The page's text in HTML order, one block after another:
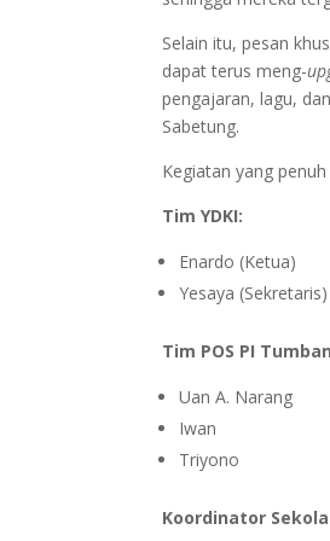
Selain itu, pesan
dapat terus meng-
pengajaran, lagu,
Sabetung.
Kegiatan yang
Tim YDKI:
Enardo (Ketua)
Yesaya (Sekretaris)
Tim POS PI
Uan A. Narang
Iwan
Triyono
Koordinator